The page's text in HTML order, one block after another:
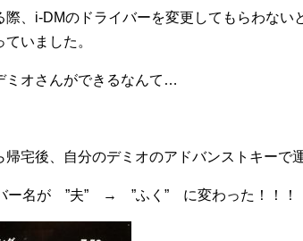
、i-DMのドライバーを変更してもらわない
いました。
ミオさんができるなんて…
帰宅後、自分のデミオのアドバンストキーで
ー名が ”夫” → ”ふく” に変わった！！！